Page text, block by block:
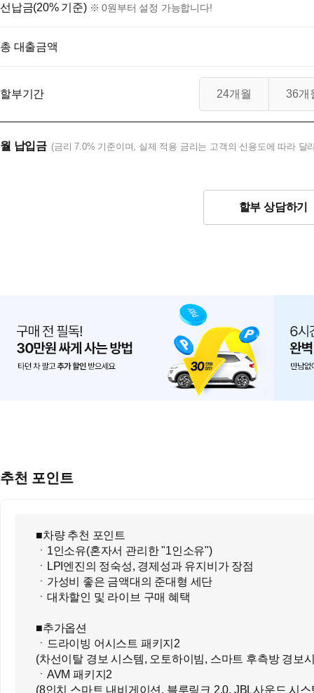
선납금(20% 기준) ※ 0원부터 설정 가능합니다!
총 대출금액
할부기간 24개월 36개
월 납입금 (금리 7.0% 기준이며, 실제 적용 금리는 고객의 신용도에 따라 달
할부 상담하기
추천 포인트
■차량 추천 포인트
ㆍ1인소유(혼자서 관리한 "1인소유")
ㆍLPI엔진의 정숙성, 경제성과 유지비가 장점
ㆍ가성비 좋은 금액대의 준대형 세단
ㆍ대차할인 및 라이브 구매 혜택
■추가옵션
ㆍ드라이빙 어시스트 패키지2
(차선이탈 경보 시스템, 오토하이빔, 스마트 후측방 경보
ㆍAVM 패키지2
(8인치 스마트 내비게이션, 블루링크 2.0, JBL사운드 시